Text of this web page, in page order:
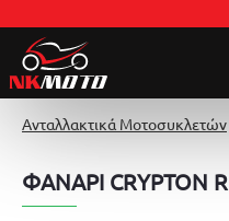
Ανταλλακτικά Μοτοσυκλετών
ΦΑΝΑΡΙ CRYPTON